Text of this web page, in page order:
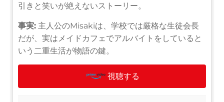
引きと笑いが絶えないストーリー。
事実: 主人公のMisakiは、学校では厳格な生徒会長
だが、実はメイドカフェでアルバイトをしていると
いう二重生活が物語の鍵。
視聴する